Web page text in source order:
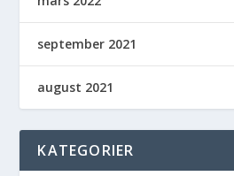
september 2021
august 2021
KATEGORIER